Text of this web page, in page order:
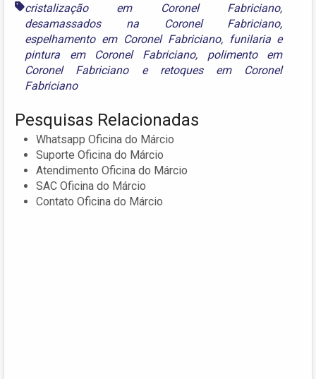
cristalização em Coronel Fabriciano,
desamassados na Coronel Fabriciano,
espelhamento em Coronel Fabriciano, funilaria e
pintura em Coronel Fabriciano, polimento em
Coronel Fabricianoe retoques em Coronel
Fabriciano
Pesquisas Relacionadas
Whatsapp Oficina do Márcio
Suporte Oficina do Márcio
Atendimento Oficina do Márcio
SAC Oficina do Márcio
Contato Oficina do Márcio